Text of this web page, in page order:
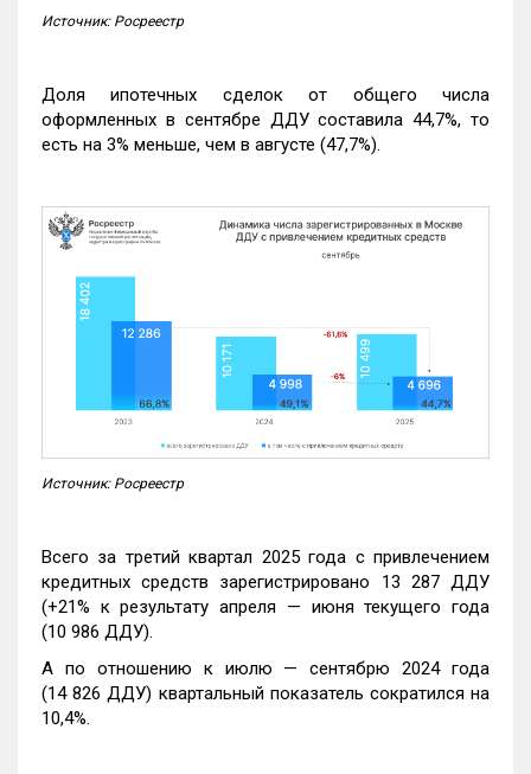
Источник: Росреестр
Доля ипотечных сделок от общего числа
оформленных в сентябре ДДУ составила 44,7%, то
есть на 3% меньше, чем в августе (47,7%).
Источник: Росреестр
Всего за третий квартал 2025 года с привлечением
кредитных средств зарегистрировано 13 287 ДДУ
(+21% к результату апреля — июня текущего года
(10 986 ДДУ).
А по отношению к июлю — сентябрю 2024 года
(14 826 ДДУ) квартальный показатель сократился на
10,4%.